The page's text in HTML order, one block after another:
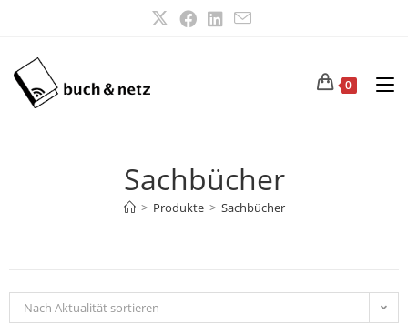
0
Sachbücher
> Produkte > Sachbücher
Nach Aktualität sortieren